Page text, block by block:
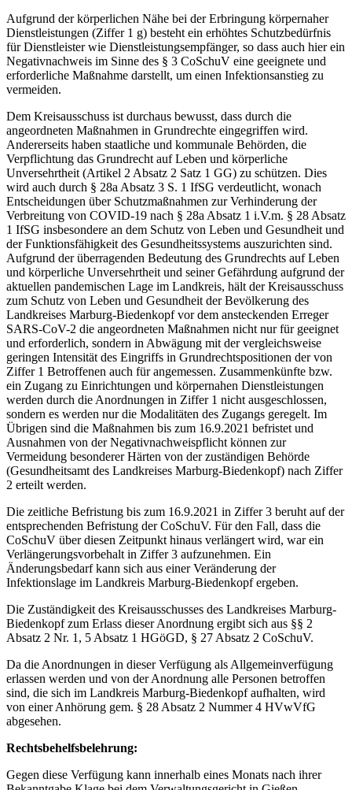
Aufgrund der körperlichen Nähe bei der Erbringung körpernaher
Dienstleistungen (Ziffer 1 g) besteht ein erhöhtes Schutzbedürfnis
für Dienstleister wie Dienstleistungsempfänger, so dass auch hier ein
Negativnachweis im Sinne des § 3 CoSchuV eine geeignete und
erforderliche Maßnahme darstellt, um einen Infektionsanstieg zu
vermeiden.
Dem Kreisausschuss ist durchaus bewusst, dass durch die
angeordneten Maßnahmen in Grundrechte eingegriffen wird.
Andererseits haben staatliche und kommunale Behörden, die
Verpflichtung das Grundrecht auf Leben und körperliche
Unversehrtheit (Artikel 2 Absatz 2 Satz 1 GG) zu schützen. Dies
wird auch durch § 28a Absatz 3 S. 1 IfSG verdeutlicht, wonach
Entscheidungen über Schutzmaßnahmen zur Verhinderung der
Verbreitung von COVID-19 nach § 28a Absatz 1 i.V.m. § 28 Absatz
1 IfSG insbesondere an dem Schutz von Leben und Gesundheit und
der Funktionsfähigkeit des Gesundheitssystems auszurichten sind.
Aufgrund der überragenden Bedeutung des Grundrechts auf Leben
und körperliche Unversehrtheit und seiner Gefährdung aufgrund der
aktuellen pandemischen Lage im Landkreis, hält der Kreisausschuss
zum Schutz von Leben und Gesundheit der Bevölkerung des
Landkreises Marburg-Biedenkopf vor dem ansteckenden Erreger
SARS-CoV-2 die angeordneten Maßnahmen nicht nur für geeignet
und erforderlich, sondern in Abwägung mit der vergleichsweise
geringen Intensität des Eingriffs in Grundrechtspositionen der von
Ziffer 1 Betroffenen auch für angemessen. Zusammenkünfte bzw.
ein Zugang zu Einrichtungen und körpernahen Dienstleistungen
werden durch die Anordnungen in Ziffer 1 nicht ausgeschlossen,
sondern es werden nur die Modalitäten des Zugangs geregelt. Im
Übrigen sind die Maßnahmen bis zum 16.9.2021 befristet und
Ausnahmen von der Negativnachweispflicht können zur
Vermeidung besonderer Härten von der zuständigen Behörde
(Gesundheitsamt des Landkreises Marburg-Biedenkopf) nach Ziffer
2 erteilt werden.
Die zeitliche Befristung bis zum 16.9.2021 in Ziffer 3 beruht auf der
entsprechenden Befristung der CoSchuV. Für den Fall, dass die
CoSchuV über diesen Zeitpunkt hinaus verlängert wird, war ein
Verlängerungsvorbehalt in Ziffer 3 aufzunehmen. Ein
Änderungsbedarf kann sich aus einer Veränderung der
Infektionslage im Landkreis Marburg-Biedenkopf ergeben.
Die Zuständigkeit des Kreisausschusses des Landkreises Marburg-
Biedenkopf zum Erlass dieser Anordnung ergibt sich aus §§ 2
Absatz 2 Nr. 1, 5 Absatz 1 HGöGD, § 27 Absatz 2 CoSchuV.
Da die Anordnungen in dieser Verfügung als Allgemeinverfügung
erlassen werden und von der Anordnung alle Personen betroffen
sind, die sich im Landkreis Marburg-Biedenkopf aufhalten, wird
von einer Anhörung gem. § 28 Absatz 2 Nummer 4 HVwVfG
abgesehen.
Rechtsbehelfsbelehrung:
Gegen diese Verfügung kann innerhalb eines Monats nach ihrer